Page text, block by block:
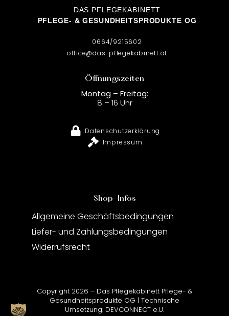
DAS PFLEGEKABINETT
PFLEGE- & GESUNDHEITSPRODUKTE OG
0664/9215602
office@das-pflegekabinett.at
Öffnungszeiten
Montag – Freitag:
8 – 16 Uhr
Datenschutzerklärung
Impressum
Shop-Infos
Allgemeine Geschäftsbedingungen
Liefer- und Zahlungsbedingungen
Widerrufsrecht
Copyright 2026 – Das Pflegekabinett Pflege- &
Gesundheitsprodukte OG | Technische
Umsetzung: DEVCONNECT e.U.